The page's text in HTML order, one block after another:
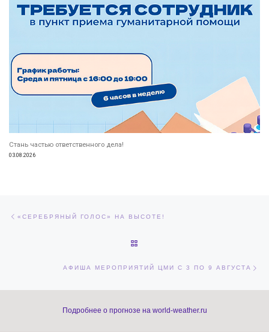
Стань частью ответственного дела!
03.08.2026
«СЕРЕБРЯНЫЙ ГОЛОС» НА ВЫСОТЕ!
АФИША МЕРОПРИЯТИЙ ЦМИ С 3 ПО 9 АВГУСТА
Подробнее о прогнозе на world-weather.ru